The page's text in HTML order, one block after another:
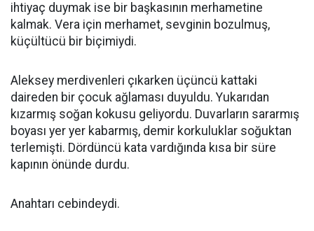
ihtiyaç duymak ise bir başkasının merhametine
kalmak. Vera için merhamet, sevginin bozulmuş,
küçültücü bir biçimiydi.
Aleksey merdivenleri çıkarken üçüncü kattaki
daireden bir çocuk ağlaması duyuldu. Yukarıdan
kızarmış soğan kokusu geliyordu. Duvarların sararmış
boyası yer yer kabarmış, demir korkuluklar soğuktan
terlemişti. Dördüncü kata vardığında kısa bir süre
kapının önünde durdu.
Anahtarı cebindeydi.